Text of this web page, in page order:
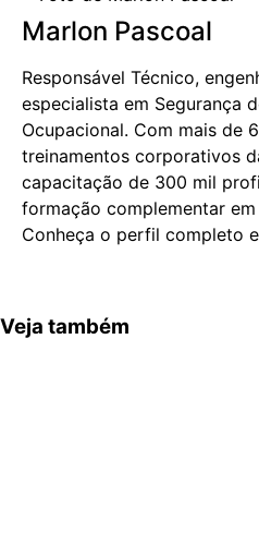
Marlon Pascoal
Responsável Técnico,
especialista em Segurança
Ocupacional. Com mais de
treinamentos corporativos
capacitação de 300 mil
formação complementar em
Conheça o perfil completo
Veja também